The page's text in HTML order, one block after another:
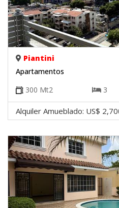
Piantini
Apartamentos
300 Mt2 3
Alquiler Amueblado: US$